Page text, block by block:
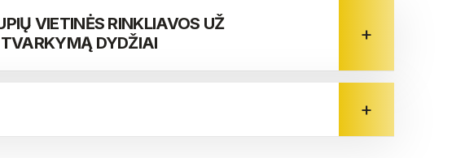
VIETINĖS RINKLIAVOS UŽ
DYDŽIAI